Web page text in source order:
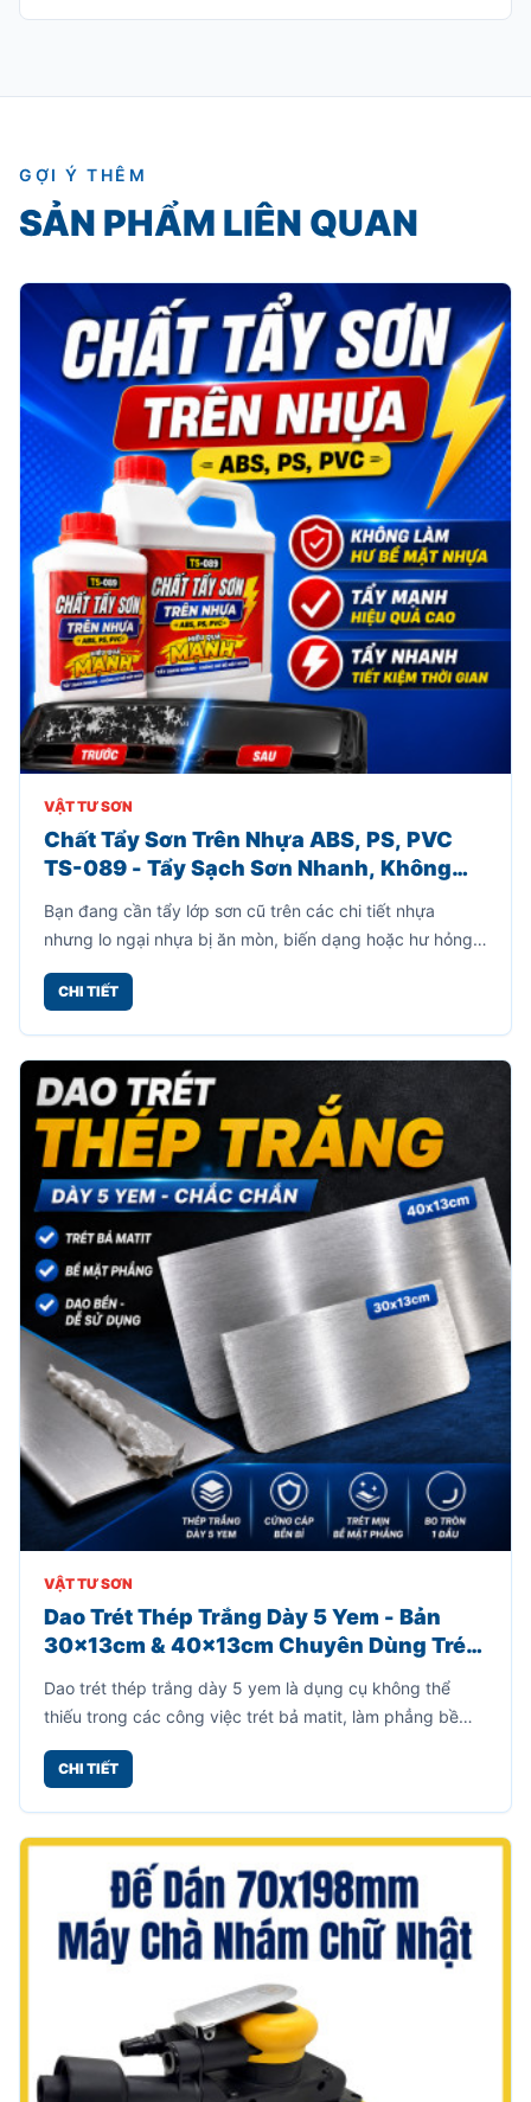
GỢI Ý THÊM
SẢN PHẨM LIÊN QUAN
VẬT TƯ SƠN
Chất Tẩy Sơn Trên Nhựa ABS, PS, PVC
TS-089 - Tẩy Sạch Sơn Nhanh, Không
Bạn đang cần tẩy lớp sơn cũ trên các chi tiết nhựa
nhưng lo ngại nhựa bị ăn mòn, biến dạng hoặc hư hỏng?
dụng giúp loại bỏ lớp sơn bám trên bề mặt nhựa ABS, PS
CHI TIẾT
VẬT TƯ SƠN
Dao Trét Thép Trắng Dày 5 Yem - Bản
30x13cm & 40x13cm Chuyên Dùng Trét
Dao trét thép trắng dày 5 yem là dụng cụ không thể
thiếu trong các công việc trét bả matit, làm phẳng bề
trước khi sơn. Sản phẩm được gia công từ thép trắng
CHI TIẾT